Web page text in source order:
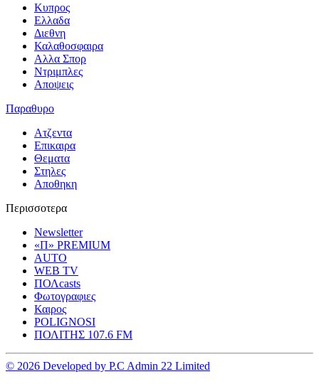
Κυπρος
Ελλαδα
Διεθνη
Καλαθοσφαιρα
Αλλα Σπορ
Ντριμπλες
Αποψεις
Παραθυρο
Ατζεντα
Επικαιρα
Θεματα
Στηλες
Αποθηκη
Περισσοτερα
Newsletter
«Π» PREMIUM
AUTO
WEB TV
ΠΟΛcasts
Φωτογραφιες
Καιρος
POLIGNOSI
ΠΟΛΙΤΗΣ 107.6 FM
© 2026 Developed by P.C Admin 22 Limited